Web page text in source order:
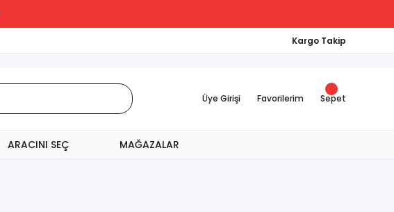
Kargo Takip
Üye Girişi Favorilerim Sepet
ARACINI SEÇ MAĞAZALAR